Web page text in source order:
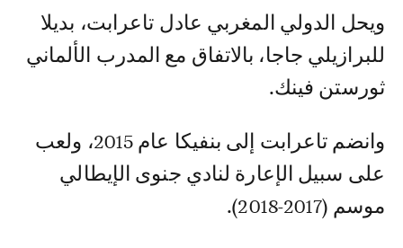
ويحل الدولي المغربي عادل تاعرابت، بديلا
للبرازيلي جاجا، بالاتفاق مع المدرب الألماني
ثورستن فينك.
وانضم تاعرابت إلى بنفيكا عام 2015، ولعب
على سبيل الإعارة لنادي جنوى الإيطالي
موسم (2017-2018).